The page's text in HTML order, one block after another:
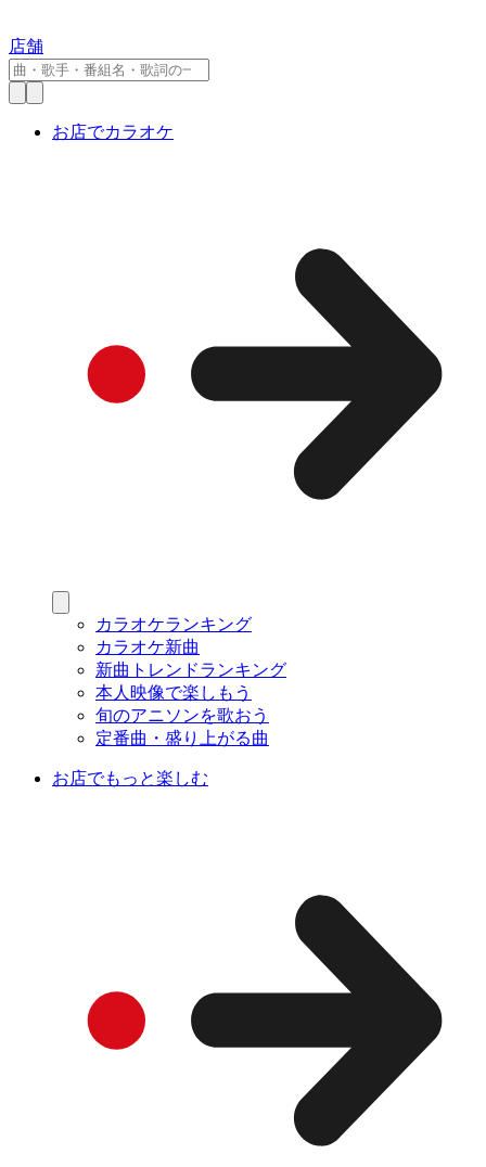
店舗
お店でカラオケ
カラオケランキング
カラオケ新曲
新曲トレンドランキング
本人映像で楽しもう
旬のアニソンを歌おう
定番曲・盛り上がる曲
お店でもっと楽しむ